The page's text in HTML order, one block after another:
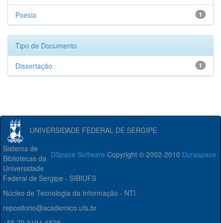
1
Poesia
Tipo de Documento
1
Dissertação
UNIVERSIDADE FEDERAL DE SERGIPE
DSpace Software Copyright © 2002-2010 Duraspace
Sistema de
Bibliotecas da
Universidade
Federal de Sergipe - SIBIUFS
Núcleo de Tecnologia da Informação - NTI
repositorio@academico.ufs.br